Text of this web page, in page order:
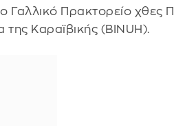
Γαλλικό Πρακτορείο χθες
Καραϊβικής (BINUH).